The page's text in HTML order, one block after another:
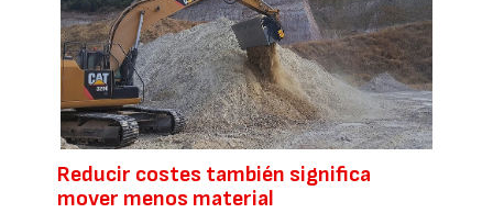
Reducir costes también significa
mover menos material